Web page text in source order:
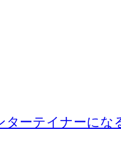
ーテイナーにな